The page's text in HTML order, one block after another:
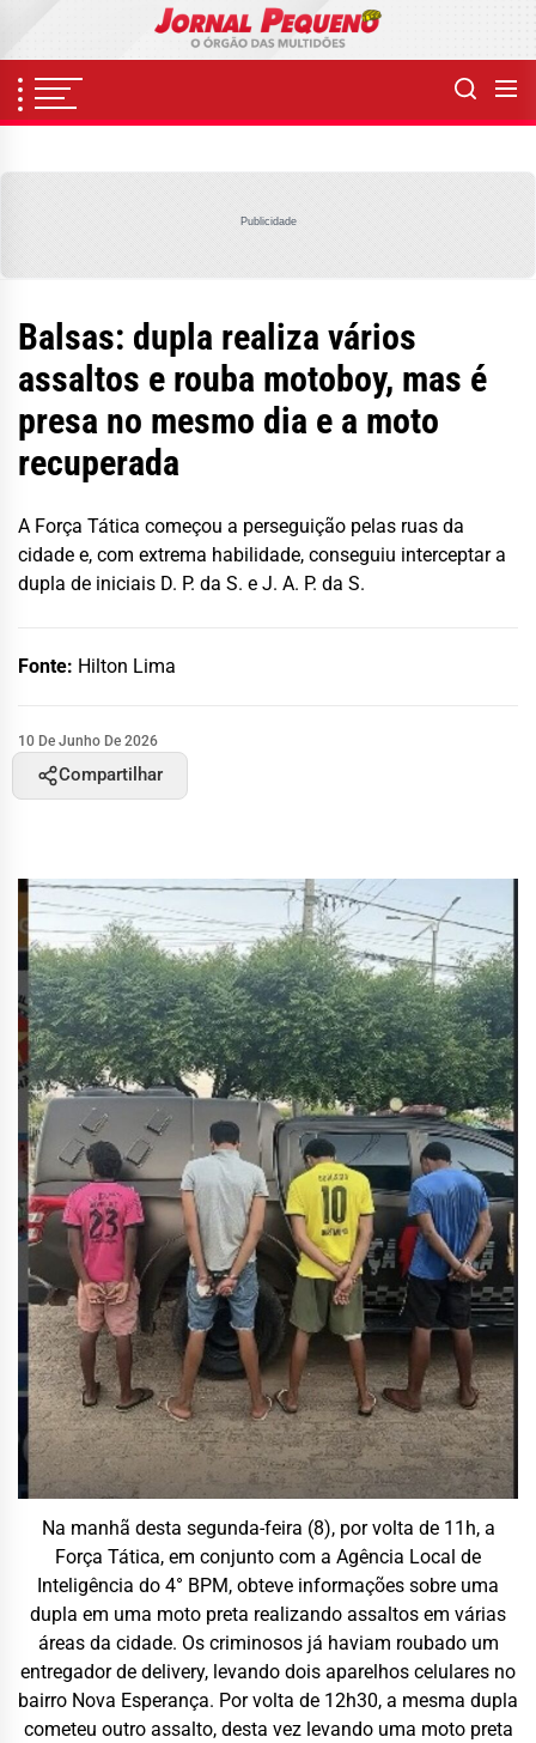
content
Publicidade
Balsas: dupla realiza vários
assaltos e rouba motoboy, mas é
presa no mesmo dia e a moto
recuperada
A Força Tática começou a perseguição pelas ruas da
cidade e, com extrema habilidade, conseguiu interceptar a
dupla de iniciais D. P. da S. e J. A. P. da S.
Fonte: Hilton Lima
10 De Junho De 2026
Compartilhar
Na manhã desta segunda-feira (8), por volta de 11h, a
Força Tática, em conjunto com a Agência Local de
Inteligência do 4° BPM, obteve informações sobre uma
dupla em uma moto preta realizando assaltos em várias
áreas da cidade. Os criminosos já haviam roubado um
entregador de delivery, levando dois aparelhos celulares no
bairro Nova Esperança. Por volta de 12h30, a mesma dupla
cometeu outro assalto, desta vez levando uma moto preta